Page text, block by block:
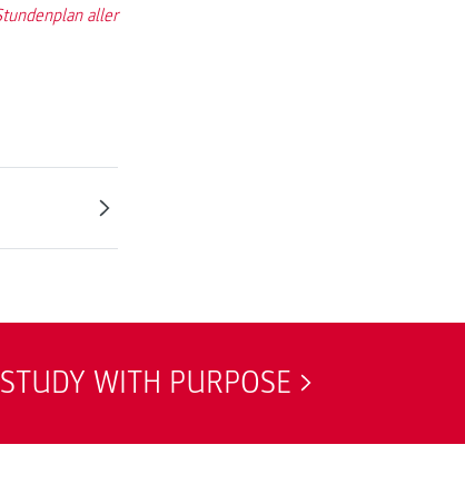
aller
STUDY WITH PURPOSE